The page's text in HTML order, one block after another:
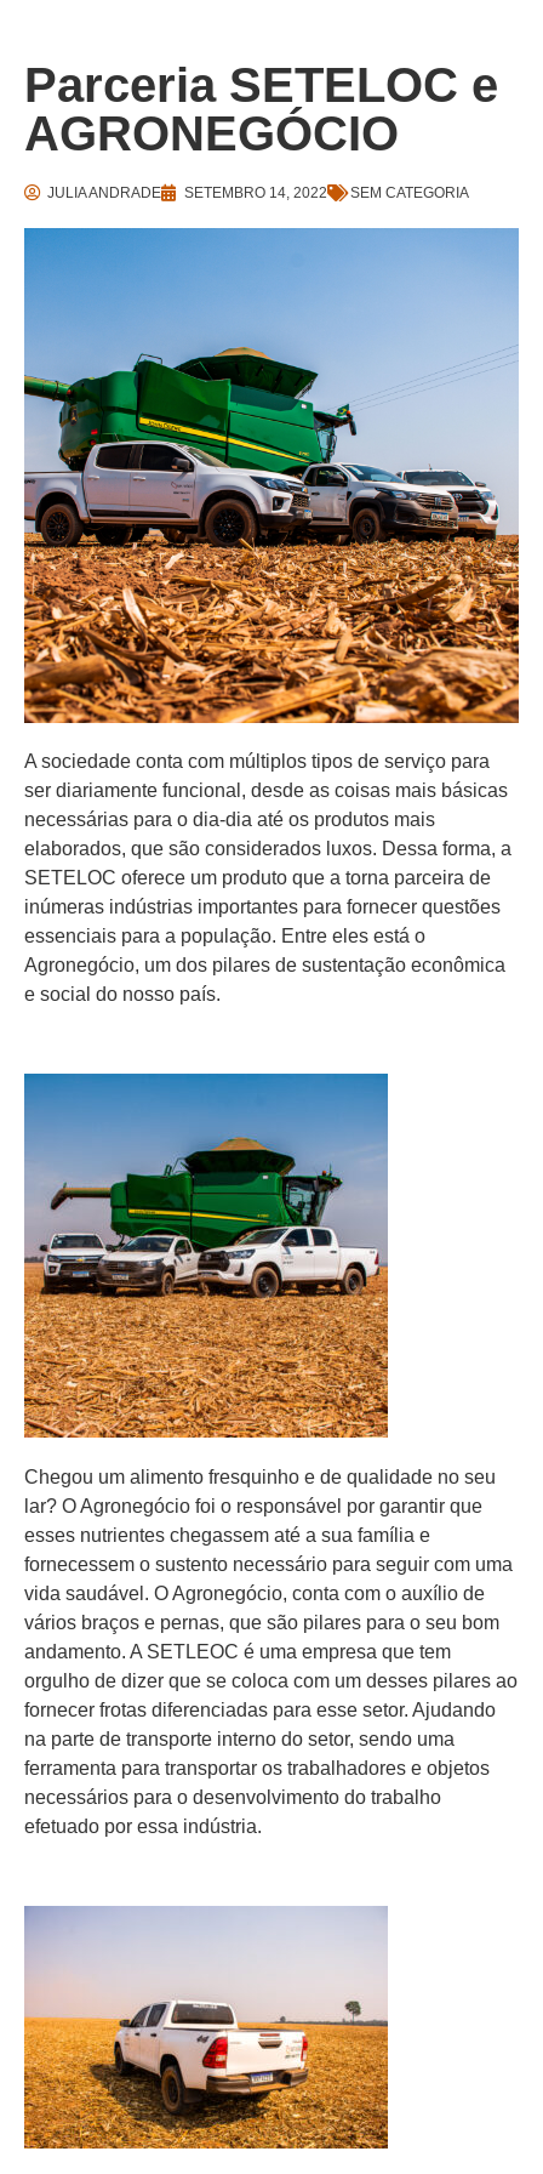
Parceria SETELOC e
AGRONEGÓCIO
JULIA ANDRADE SETEMBRO 14, 2022 SEM CATEGORIA
A sociedade conta com múltiplos tipos de serviço para
ser diariamente funcional, desde as coisas mais básicas
necessárias para o dia-dia até os produtos mais
elaborados, que são considerados luxos. Dessa forma, a
SETELOC oferece um produto que a torna parceira de
inúmeras indústrias importantes para fornecer questões
essenciais para a população. Entre eles está o
Agronegócio, um dos pilares de sustentação econômica
e social do nosso país.
Chegou um alimento fresquinho e de qualidade no seu
lar? O Agronegócio foi o responsável por garantir que
esses nutrientes chegassem até a sua família e
fornecessem o sustento necessário para seguir com uma
vida saudável. O Agronegócio, conta com o auxílio de
vários braços e pernas, que são pilares para o seu bom
andamento. A SETLEOC é uma empresa que tem
orgulho de dizer que se coloca com um desses pilares ao
fornecer frotas diferenciadas para esse setor. Ajudando
na parte de transporte interno do setor, sendo uma
ferramenta para transportar os trabalhadores e objetos
necessários para o desenvolvimento do trabalho
efetuado por essa indústria.